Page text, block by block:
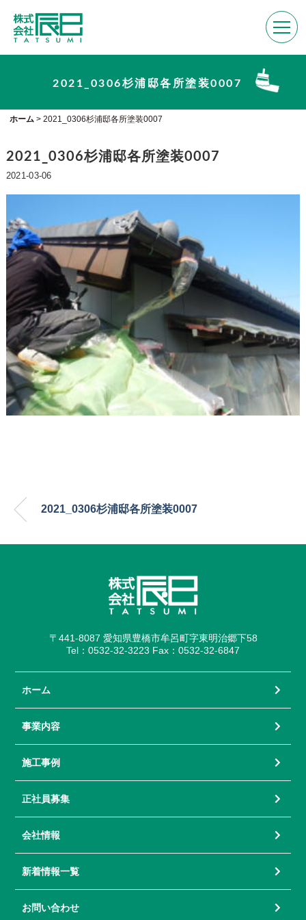
2021_0306杉浦邸各所塗装0007
ホーム> 2021_0306杉浦邸各所塗装0007
2021_0306杉浦邸各所塗装0007
2021-03-06
2021_0306杉浦邸各所塗装0007
〒441-8087 愛知県豊橋市牟呂町字東明治郷下58
Tel：0532-32-3223 Fax：0532-32-6847
ホーム
事業内容
施工事例
正社員募集
会社情報
新着情報一覧
お問い合わせ